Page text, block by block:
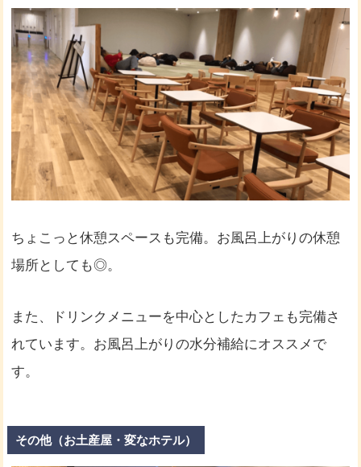
ちょこっと休憩スペースも完備。お風呂上がりの休憩
場所としても◎。
また、ドリンクメニューを中心としたカフェも完備さ
れています。お風呂上がりの水分補給にオススメで
す。
その他（お土産屋・変なホテル）